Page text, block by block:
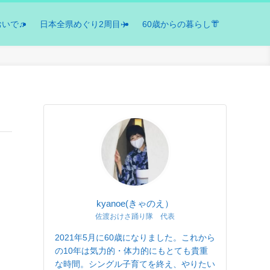
いで♫ 日本全県めぐり2周目✈️ 60歳からの暮らし👘
kyanoe(きゃのえ）
佐渡おけさ踊り隊 代表
2021年5月に60歳になりました。これから
の10年は気力的・体力的にもとても貴重
な時間。シングル子育てを終え、やりたい